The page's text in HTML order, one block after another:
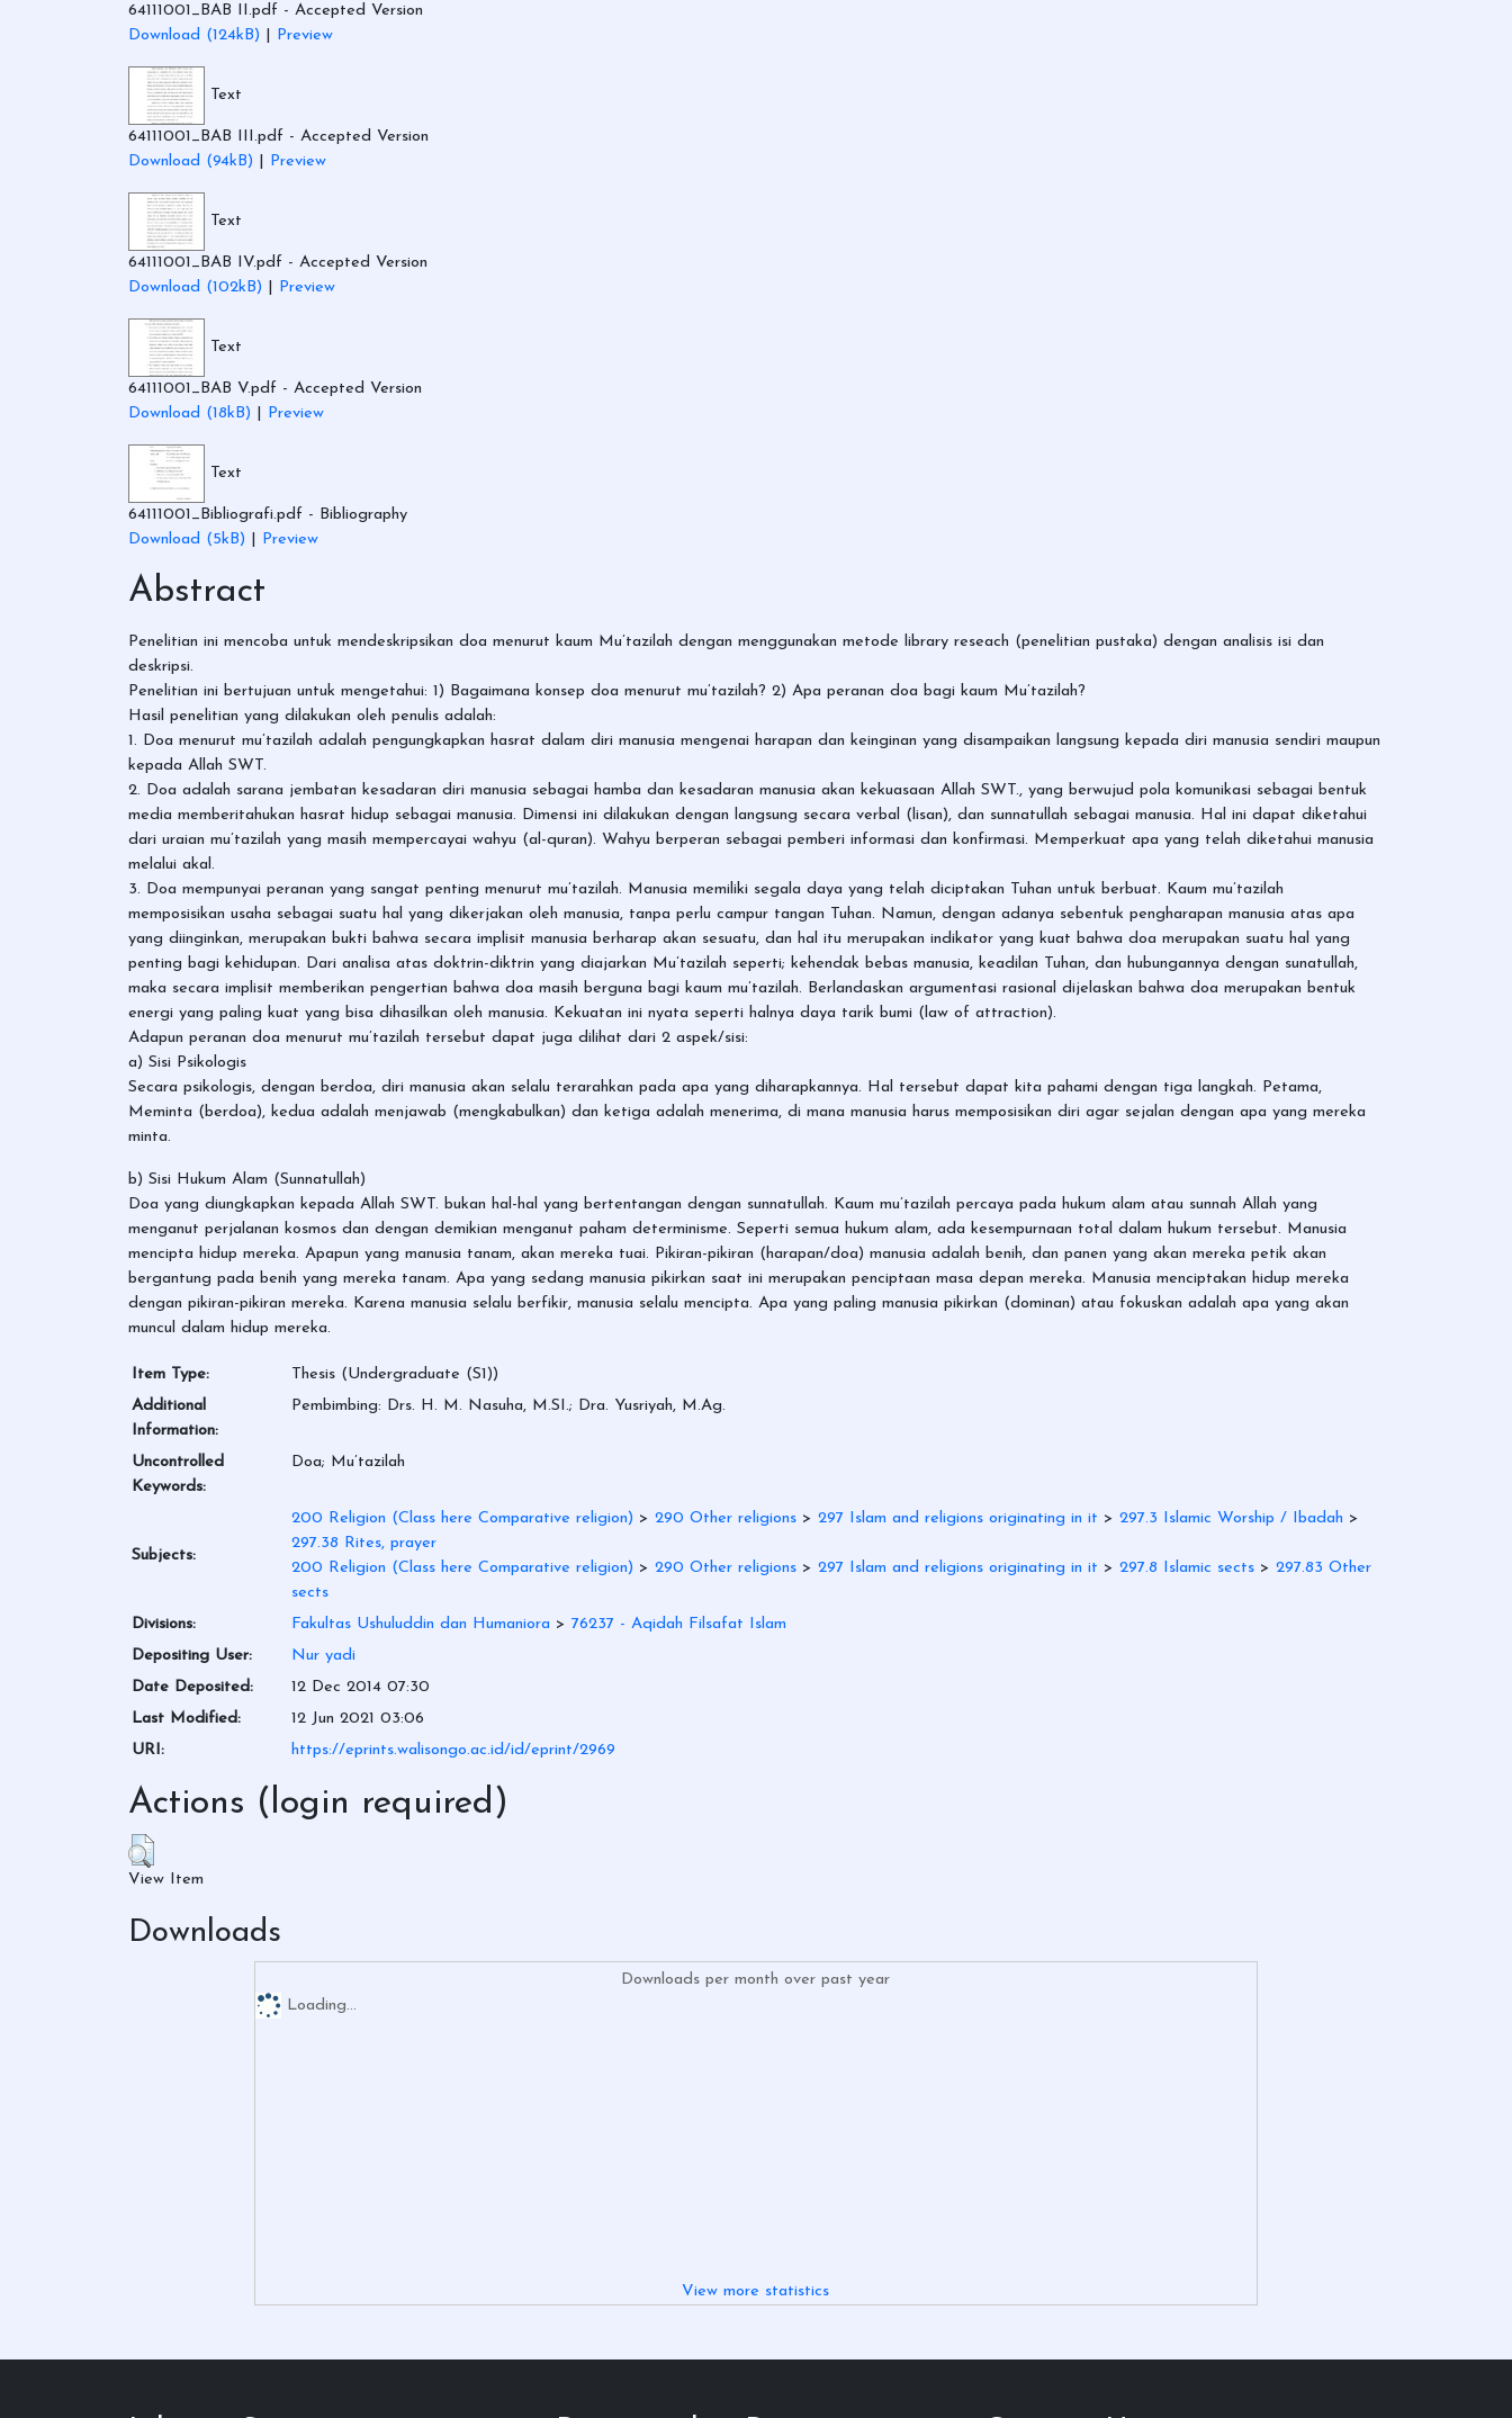
64111001_BAB II.pdf - Accepted Version
Download (124kB)
Preview
Text
64111001_BAB III.pdf - Accepted Version
Download (94kB)
Preview
Text
64111001_BAB IV.pdf - Accepted Version
Download (102kB)
Preview
Text
64111001_BAB V.pdf - Accepted Version
Download (18kB)
Preview
Text
64111001_Bibliografi.pdf - Bibliography
Download (5kB)
Preview
Abstract
Penelitian ini mencoba untuk mendeskripsikan doa menurut kaum Mu’tazilah dengan menggunakan metode library reseach (penelitian pustaka) dengan analisis isi dan
deskripsi.
Penelitian ini bertujuan untuk mengetahui: 1) Bagaimana konsep doa menurut mu’tazilah? 2) Apa peranan doa bagi kaum Mu’tazilah?
Hasil penelitian yang dilakukan oleh penulis adalah:
1. Doa menurut mu’tazilah adalah pengungkapkan hasrat dalam diri manusia mengenai harapan dan keinginan yang disampaikan langsung kepada diri manusia sendiri maupun
kepada Allah SWT.
2. Doa adalah sarana jembatan kesadaran diri manusia sebagai hamba dan kesadaran manusia akan kekuasaan Allah SWT., yang berwujud pola komunikasi sebagai bentuk
media memberitahukan hasrat hidup sebagai manusia. Dimensi ini dilakukan dengan langsung secara verbal (lisan), dan sunnatullah sebagai manusia. Hal ini dapat diketahui
dari uraian mu’tazilah yang masih mempercayai wahyu (al-quran). Wahyu berperan sebagai pemberi informasi dan konfirmasi. Memperkuat apa yang telah diketahui manusia
melalui akal.
3. Doa mempunyai peranan yang sangat penting menurut mu’tazilah. Manusia memiliki segala daya yang telah diciptakan Tuhan untuk berbuat. Kaum mu’tazilah
memposisikan usaha sebagai suatu hal yang dikerjakan oleh manusia, tanpa perlu campur tangan Tuhan. Namun, dengan adanya sebentuk pengharapan manusia atas apa
yang diinginkan, merupakan bukti bahwa secara implisit manusia berharap akan sesuatu, dan hal itu merupakan indikator yang kuat bahwa doa merupakan suatu hal yang
penting bagi kehidupan. Dari analisa atas doktrin-diktrin yang diajarkan Mu’tazilah seperti; kehendak bebas manusia, keadilan Tuhan, dan hubungannya dengan sunatullah,
maka secara implisit memberikan pengertian bahwa doa masih berguna bagi kaum mu’tazilah. Berlandaskan argumentasi rasional dijelaskan bahwa doa merupakan bentuk
energi yang paling kuat yang bisa dihasilkan oleh manusia. Kekuatan ini nyata seperti halnya daya tarik bumi (law of attraction).
Adapun peranan doa menurut mu’tazilah tersebut dapat juga dilihat dari 2 aspek/sisi:
a) Sisi Psikologis
Secara psikologis, dengan berdoa, diri manusia akan selalu terarahkan pada apa yang diharapkannya. Hal tersebut dapat kita pahami dengan tiga langkah. Petama,
Meminta (berdoa), kedua adalah menjawab (mengkabulkan) dan ketiga adalah menerima, di mana manusia harus memposisikan diri agar sejalan dengan apa yang mereka
minta.
b) Sisi Hukum Alam (Sunnatullah)
Doa yang diungkapkan kepada Allah SWT. bukan hal-hal yang bertentangan dengan sunnatullah. Kaum mu’tazilah percaya pada hukum alam atau sunnah Allah yang
menganut perjalanan kosmos dan dengan demikian menganut paham determinisme. Seperti semua hukum alam, ada kesempurnaan total dalam hukum tersebut. Manusia
mencipta hidup mereka. Apapun yang manusia tanam, akan mereka tuai. Pikiran-pikiran (harapan/doa) manusia adalah benih, dan panen yang akan mereka petik akan
bergantung pada benih yang mereka tanam. Apa yang sedang manusia pikirkan saat ini merupakan penciptaan masa depan mereka. Manusia menciptakan hidup mereka
dengan pikiran-pikiran mereka. Karena manusia selalu berfikir, manusia selalu mencipta. Apa yang paling manusia pikirkan (dominan) atau fokuskan adalah apa yang akan
muncul dalam hidup mereka.
Item Type:
Thesis (Undergraduate (S1))
Additional
Information:
Pembimbing: Drs. H. M. Nasuha, M.SI.; Dra. Yusriyah, M.Ag.
Uncontrolled
Keywords:
Doa; Mu’tazilah
Subjects:
200 Religion (Class here Comparative religion) > 290 Other religions > 297 Islam and religions originating in it > 297.3 Islamic Worship / Ibadah >
297.38 Rites, prayer
200 Religion (Class here Comparative religion) > 290 Other religions > 297 Islam and religions originating in it > 297.8 Islamic sects > 297.83 Other
sects
Divisions:
Fakultas Ushuluddin dan Humaniora > 76237 - Aqidah Filsafat Islam
Depositing User:
Nur yadi
Date Deposited:
12 Dec 2014 07:30
Last Modified:
12 Jun 2021 03:06
URI:
https://eprints.walisongo.ac.id/id/eprint/2969
Actions (login required)
View Item
Downloads
Downloads per month over past year
Loading...
View more statistics